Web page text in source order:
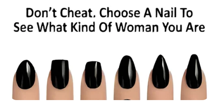
VIDEO/ Tirana e pamposhtur për
të 8-n ndeshje radhazi, Dinamo
lojtarë
February 7, 2026 Sport Ekspres
Derbi mes Tiranës dhe Dinamos ka përmbyllur javën e 23-
të të “Abissnet Superiore”-s. Skuadrat janë larguar me nga